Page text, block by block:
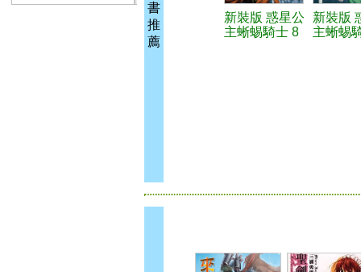
書
推
薦
新裝版 惑星公
主蜥蜴騎士 8
新裝版
主蜥蜴